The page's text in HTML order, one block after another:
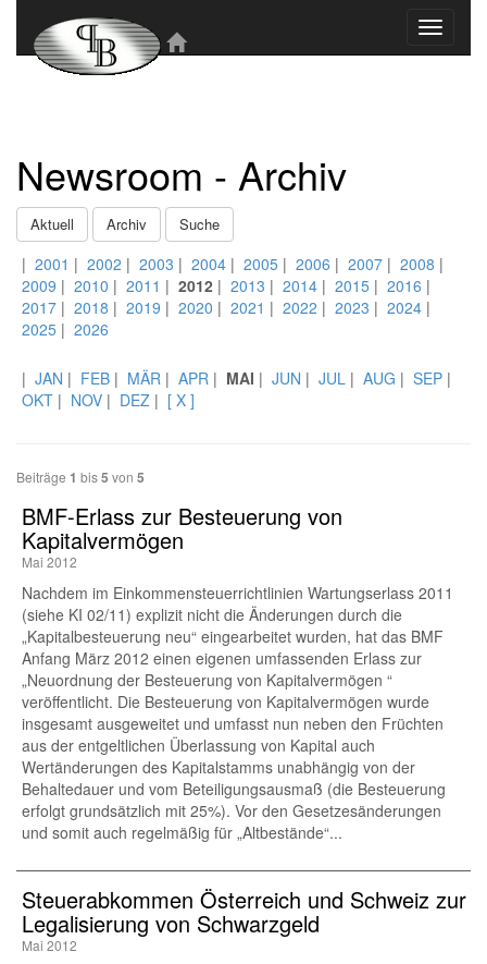
Toggle
Newsroom - Archiv
Aktuell Archiv Suche
| 2001 | 2002 | 2003 | 2004 | 2005 | 2006 | 2007 | 2008 |
2009 | 2010 | 2011 | 2012 | 2013 | 2014 | 2015 | 2016 |
2017 | 2018 | 2019 | 2020 | 2021 | 2022 | 2023 | 2024 |
2025 | 2026
| JAN | FEB | MÄR | APR | MAI | JUN | JUL | AUG | SEP |
OKT | NOV | DEZ | [ X ]
Beiträge 1 bis5 von 5
BMF-Erlass zur Besteuerung von
Kapitalvermögen
Mai 2012
Nachdem im Einkommensteuerrichtlinien Wartungserlass 2011
(siehe KI 02/11) explizit nicht die Änderungen durch die
„Kapitalbesteuerung neu“ eingearbeitet wurden, hat das BMF
Anfang März 2012 einen eigenen umfassenden Erlass zur
„Neuordnung der Besteuerung von Kapitalvermögen “
veröffentlicht. Die Besteuerung von Kapitalvermögen wurde
insgesamt ausgeweitet und umfasst nun neben den Früchten
aus der entgeltlichen Überlassung von Kapital auch
Wertänderungen des Kapitalstamms unabhängig von der
Behaltedauer und vom Beteiligungsausmaß (die Besteuerung
erfolgt grundsätzlich mit 25%). Vor den Gesetzesänderungen
und somit auch regelmäßig für „Altbestände“...
Steuerabkommen Österreich und Schweiz zur
Legalisierung von Schwarzgeld
Mai 2012